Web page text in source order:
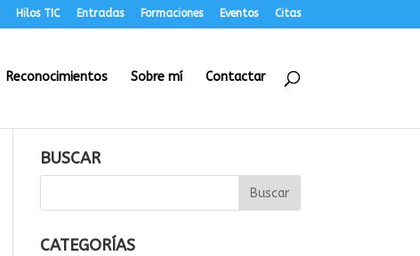
Hilos TIC Entradas Formaciones Eventos Citas
Reconocimientos Sobre mí Contactar
BUSCAR
CATEGORÍAS